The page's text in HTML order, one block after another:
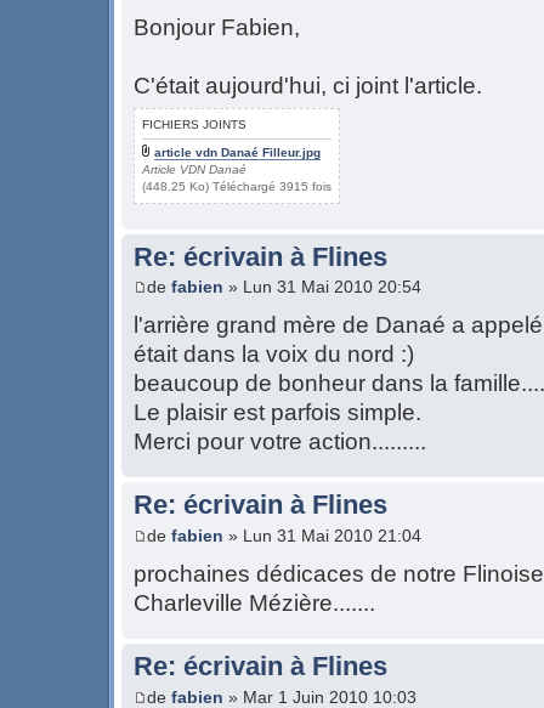
Bonjour Fabien,
C'était aujourd'hui, ci joint l'article.
FICHIERS JOINTS
article vdn Danaé Filleur.jpg
Article VDN Danaé
(448.25 Ko) Téléchargé 3915 fois
Re: écrivain à Flines
de fabien » Lun 31 Mai 2010 20:54
l'arrière grand mère de Danaé a
était dans la voix du nord :)
beaucoup de bonheur dans la
Le plaisir est parfois simple.
Merci pour votre action.........
Re: écrivain à Flines
de fabien » Lun 31 Mai 2010 21:04
prochaines dédicaces de notre
Charleville Mézière.......
Re: écrivain à Flines
de fabien » Mar 1 Juin 2010 10:03